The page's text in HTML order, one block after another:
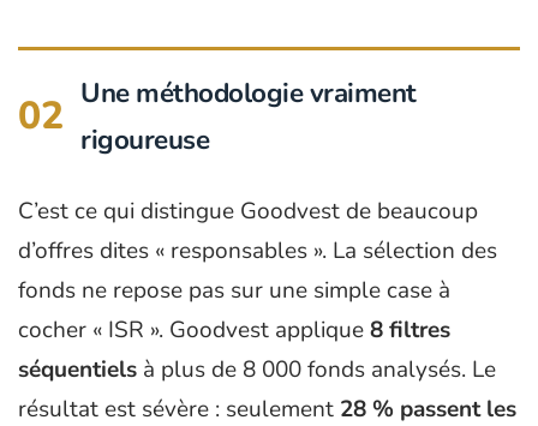
02 Une méthodologie vraiment
rigoureuse
C’est ce qui distingue Goodvest de beaucoup
d’offres dites « responsables ». La sélection des
fonds ne repose pas sur une simple case à
cocher « ISR ». Goodvest applique8 filtres
séquentiels à plus de 8 000 fonds analysés. Le
résultat est sévère : seulement 28 % passent les